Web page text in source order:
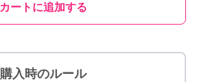
カートに追加する
購入時のルール